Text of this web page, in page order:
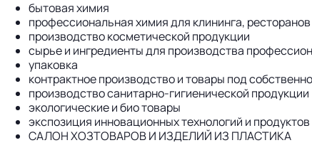
бытовая химия
профессиональная химия для клининга, ресторанов
производство косметической продукции
сырье и ингредиенты для производства
упаковка
контрактное производство и товары под
производство санитарно-гигиенической продукции
экологические и био товары
экспозиция инновационных технологий и продуктов
САЛОН ХОЗТОВАРОВ И ИЗДЕЛИЙ ИЗ ПЛАСТИКА